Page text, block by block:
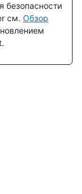
безопасности
см. Обзор